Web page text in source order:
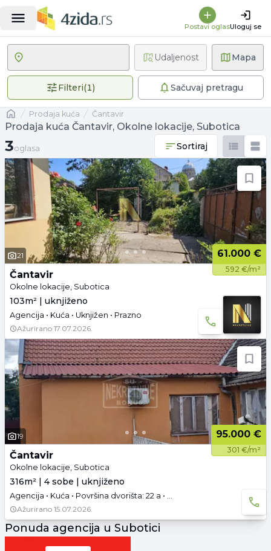
Postavi oglasUloguj se
Mapa
Filteri(1)1 primenjen filterSačuvaj pretragu
Udaljenost
Naslovnaprodaja kuća Čantavir
Prodaja kuća Čantavir, Okolne lokacije, Subotica
3 oglasa
3oglasa Sortiraj
21 61.000 €
592 €/m²
Čantavir
Okolne lokacije, Subotica
103m² | uknjiženo
Agencija • Kuća • Uknjižen • Prazno
Ažurirano 17.07.2026.
19 95.000 €
301 €/m²
Čantavir
Okolne lokacije, Subotica
316m² | 4 sobe | uknjiženo
Agencija • Kuća • Površina dvorišta: 22 a • Uknjižen • Namešteno • Podrum • Garaža • 3D tura
Ažurirano 15.07.2026.
Ponuda agencija u Subotici